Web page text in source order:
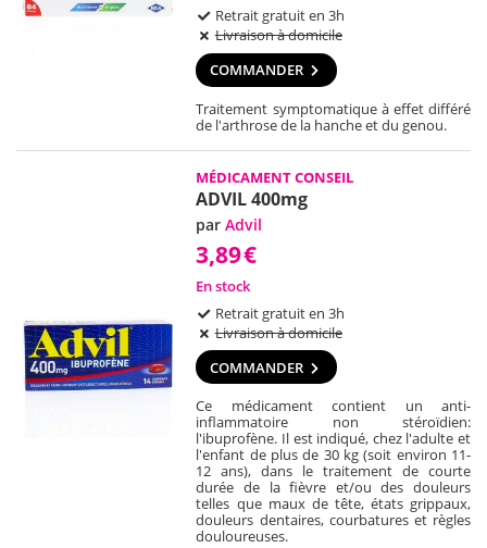
Retrait gratuit en 3h
Livraison à domicile
COMMANDER
Traitement symptomatique à effet différé
de l'arthrose de la hanche et du genou.
MÉDICAMENT CONSEIL
ADVIL 400mg
parAdvil
3,89€
En stock
Retrait gratuit en 3h
Livraison à domicile
COMMANDER
Ce médicament contient un anti-
inflammatoire non stéroïdien:
l'ibuprofène. Il est indiqué, chez l'adulte et
l'enfant de plus de 30 kg (soit environ 11-
12 ans), dans le traitement de courte
durée de la fièvre et/ou des douleurs
telles que maux de tête, états grippaux,
douleurs dentaires, courbatures et règles
douloureuses.